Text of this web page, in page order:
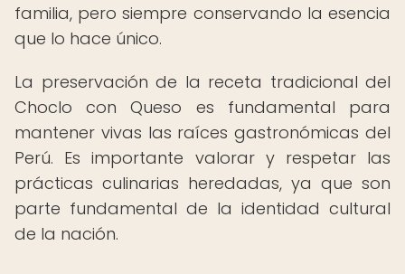
familia, pero siempre conservando la esencia
que lo hace único.
La preservación de la receta tradicional del
Choclo con Queso es fundamental para
mantener vivas las raíces gastronómicas del
Perú. Es importante valorar y respetar las
prácticas culinarias heredadas, ya que son
parte fundamental de la identidad cultural
de la nación.